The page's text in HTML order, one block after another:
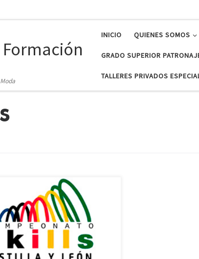
INICIO QUIENES SOMOS
GRADO SUPERIOR
TALLERES PRIVADOS
¡participamos en el Campeonato
Formación Profesional SKILLS 2020-21!
o campeonatos regionales de
se desarrollan en el marco de
anual Aula Empresa de Castilla y León,
el Fondo Social Europeo.Los
por el programa son